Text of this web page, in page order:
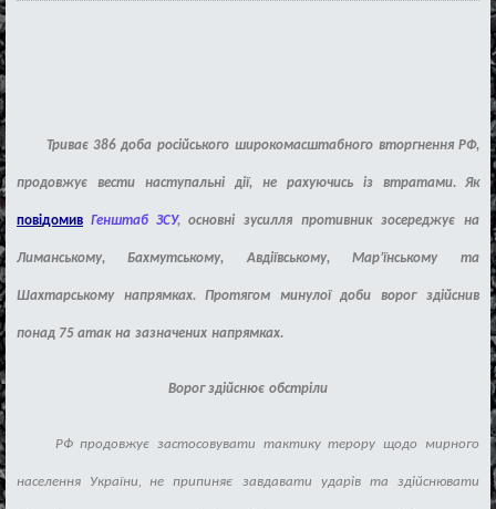
Триває386доба російського широкомасштабного вторгнення РФ,
продовжує вести наступальні дії, не рахуючись із втратами. Як
повідомив Генштаб ЗСУ, основні зусилля противник зосереджує на
Лиманському,Бахмутському, Авдіївському, Мар’їнському та
Шахтарському напрямках. Протягом минулої доби ворог здійснив
понад 75 атак на зазначених напрямках.
Ворог здійснює обстріли
РФ продовжує застосовувати тактику терору щодо мирного
населення України,не припиняє завдавати ударів та здійснювати